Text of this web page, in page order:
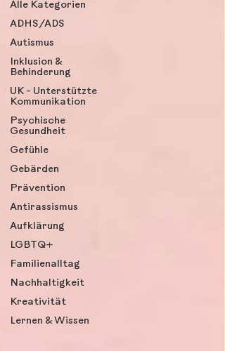
Alle Kategorien
ADHS/ADS
Autismus
Inklusion &
Behinderung
UK - Unterstützte
Kommunikation
Psychische
Gesundheit
Gefühle
Gebärden
Prävention
Antirassismus
Aufklärung
LGBTQ+
Familienalltag
Nachhaltigkeit
Kreativität
Lernen & Wissen